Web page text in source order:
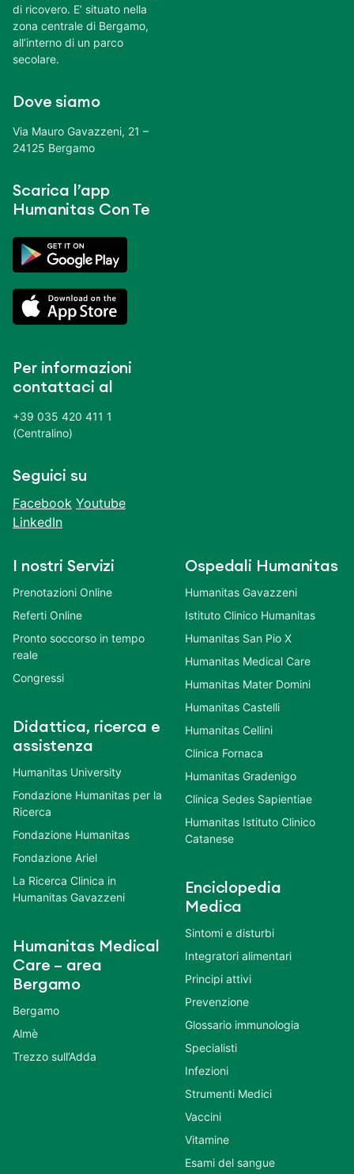
di ricovero. E’ situato nella
zona centrale di Bergamo,
all’interno di un parco
secolare.
Dove siamo
Via Mauro Gavazzeni, 21 –
24125 Bergamo
Scarica l’app
Humanitas Con Te
Per informazioni
contattaci al
+39 035 420 411 1
(Centralino)
Seguici su
Facebook Youtube
LinkedIn
I nostri Servizi
Prenotazioni Online
Referti Online
Pronto soccorso in tempo
reale
Congressi
Didattica, ricerca e
assistenza
Humanitas University
Fondazione Humanitas per la
Ricerca
Fondazione Humanitas
Fondazione Ariel
La Ricerca Clinica in
Humanitas Gavazzeni
Humanitas Medical
Care – area
Bergamo
Bergamo
Almè
Trezzo sull’Adda
Ospedali Humanitas
Humanitas Gavazzeni
Istituto Clinico Humanitas
Humanitas San Pio X
Humanitas Medical Care
Humanitas Mater Domini
Humanitas Castelli
Humanitas Cellini
Clinica Fornaca
Humanitas Gradenigo
Clinica Sedes Sapientiae
Humanitas Istituto Clinico
Catanese
Enciclopedia
Medica
Sintomi e disturbi
Integratori alimentari
Principi attivi
Prevenzione
Glossario immunologia
Specialisti
Infezioni
Strumenti Medici
Vaccini
Vitamine
Esami del sangue